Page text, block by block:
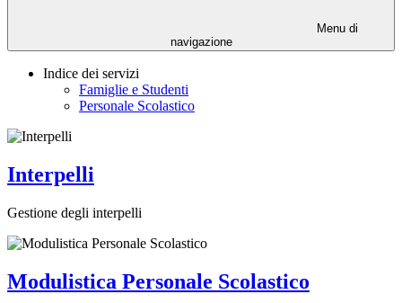
Menu di
navigazione
Indice dei servizi
Famiglie e Studenti
Personale Scolastico
Interpelli
Gestione degli interpelli
Modulistica Personale Scolastico